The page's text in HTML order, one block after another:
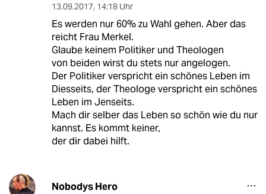
13.09.2017, 14:18 Uhr
Es werden nur 60% zu Wahl gehen. Aber das
reicht Frau Merkel.
Glaube keinem Politiker und Theologen
von beiden wirst du stets nur angelogen.
Der Politiker verspricht ein schönes Leben im
Diesseits, der Theologe verspricht ein schönes
Leben im Jenseits.
Mach dir selber das Leben so schön wie du nur
kannst. Es kommt keiner,
der dir dabei hilft.
Nobodys Hero